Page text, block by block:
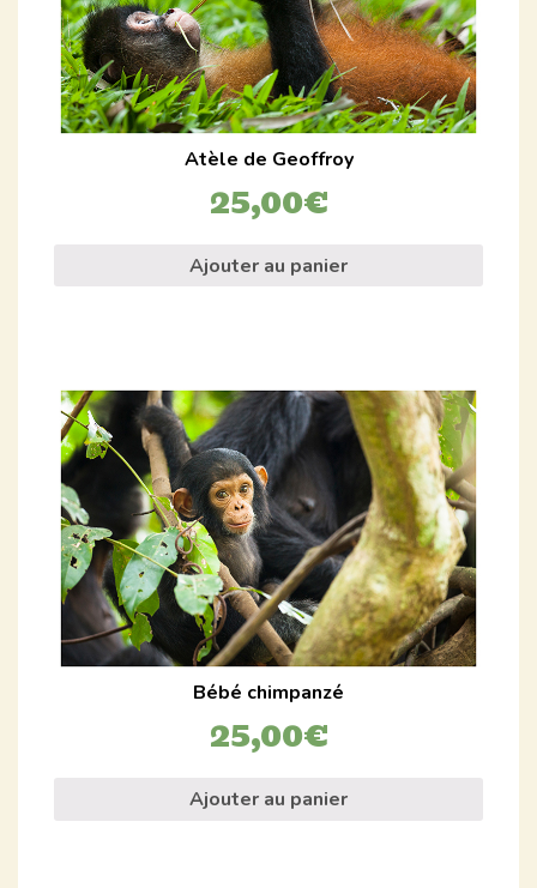
Atèle de Geoffroy
25,00€
Ajouter au panier
Bébé chimpanzé
25,00€
Ajouter au panier